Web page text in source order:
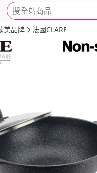
搜全站商品
評價 詳情
美品牌 法國CLARE